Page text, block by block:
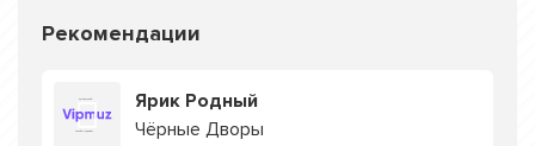
Рекомендации
Ярик Родный
Чёрные Дворы